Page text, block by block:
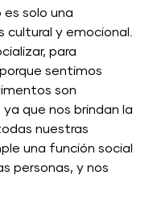
solo una
cultural y emocional.
para
sentimos
son
que nos brindan la
nuestras
una función social
personas, y nos